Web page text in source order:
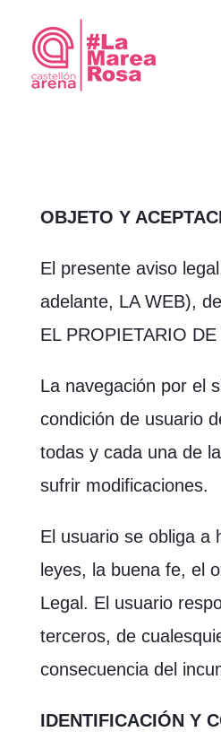
contenido
OBJETO Y
El presente aviso
adelante, LA WEB),
EL PROPIETARIO
La navegación por el
condición de usuario
todas y cada una de
sufrir modificaciones.
El usuario se obliga a
leyes, la buena fe, el
Legal. El usuario
terceros, de
consecuencia del
IDENTIFICACIÓN Y